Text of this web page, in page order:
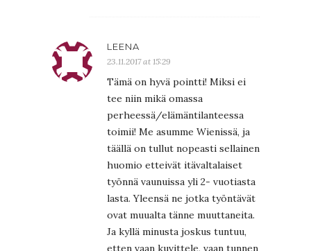
LEENA
23.11.2017 at 15:29
Tämä on hyvä pointti! Miksi ei
tee niin mikä omassa
perheessä/elämäntilanteessa
toimii! Me asumme Wienissä, ja
täällä on tullut nopeasti sellainen
huomio etteivät itävaltalaiset
työnnä vaunuissa yli 2- vuotiasta
lasta. Yleensä ne jotka työntävät
ovat muualta tänne muuttaneita.
Ja kyllä minusta joskus tuntuu,
etten vaan kuvittele, vaan tunnen